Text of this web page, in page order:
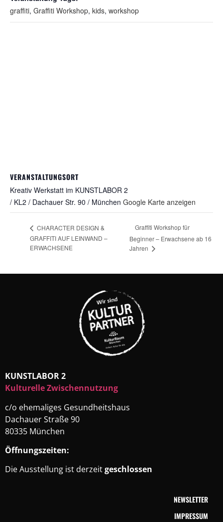
graffiti, Graffiti Workshop, kids, workshop
VERANSTALTUNGSORT
Kreativ Werkstatt im KUNSTLABOR 2
/ KL2 / Dachauer Str. 90 / München Google Karte anzeigen
CHARACTER DESIGN &
GRAFFITI AUF LEINWAND –
ERWACHSENE
Graffiti Workshop für
Beginner – Erwachsene ab 16
Jahren
KUNSTLABOR 2
Kulturelle Zwischennutzung
c/o ehemaliges Gesundheitshaus
Dachauer Straße 90
80335 München
Öffnungszeiten:
Die Ausstellung ist derzeitgeschlossen
NEWSLETTER
IMPRESSUM